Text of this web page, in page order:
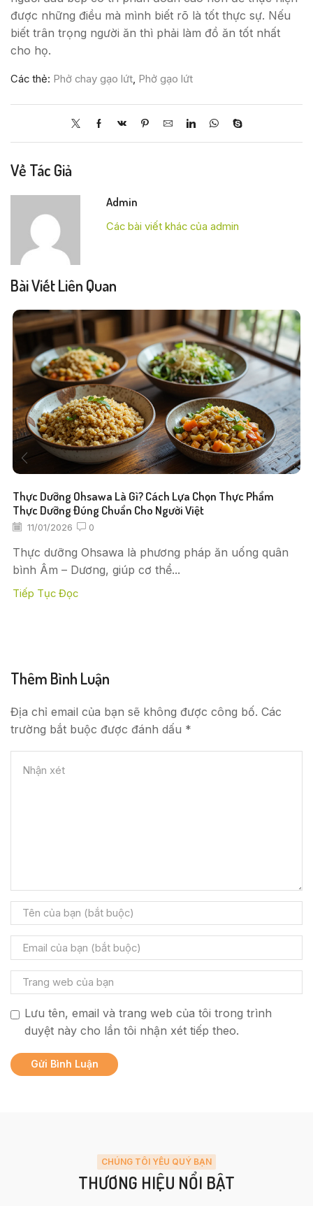
được những điều mà mình biết rõ là tốt thực sự. Nếu
biết trân trọng người ăn thì phải làm đồ ăn tốt nhất
cho họ.
Các thẻ: Phở chay gạo lứt, Phở gạo lứt
Về Tác Giả
Admin
Các bài viết khác của admin
Bài Viết Liên Quan
Thực Dưỡng Ohsawa Là Gì? Cách Lựa Chọn Thực Phẩm
Thực Dưỡng Đúng Chuẩn Cho Người Việt
11/01/2026 0
Thực dưỡng Ohsawa là phương pháp ăn uống quân
bình Âm – Dương, giúp cơ thể...
Tiếp Tục Đọc
Thêm Bình Luận
Địa chỉ email của bạn sẽ không được công bố. Các
trường bắt buộc được đánh dấu *
Lưu tên, email và trang web của tôi trong trình
duyệt này cho lần tôi nhận xét tiếp theo.
CHÚNG TÔI YÊU QUÝ BẠN
THƯƠNG HIỆU NỔI BẬT